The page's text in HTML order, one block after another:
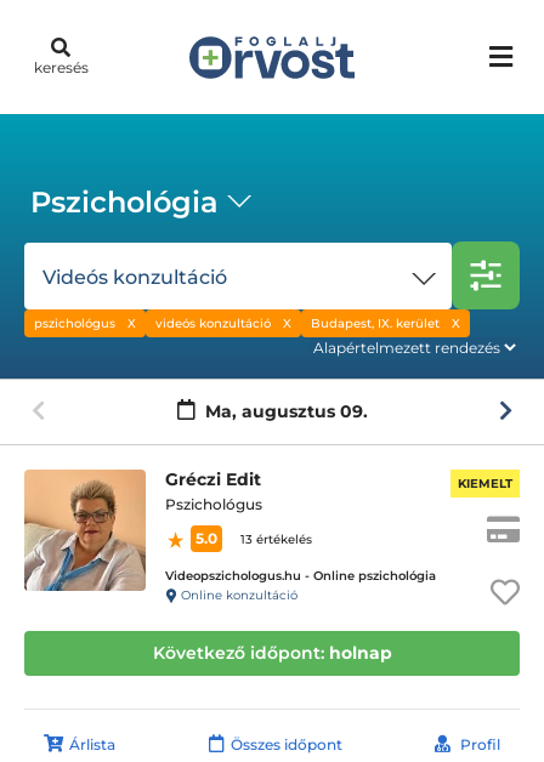
keresés
Pszichológia
Videós konzultáció
pszichológus videós konzultáció Budapest, IX. kerület
Ma, augusztus 09.
Gréczi Edit
Pszichológus
5.0
13 értékelés
Videopszichologus.hu - Online pszichológia
Online konzultáció
KIEMELT
Következő időpont: holnap
Árlista Összes időpont Profil